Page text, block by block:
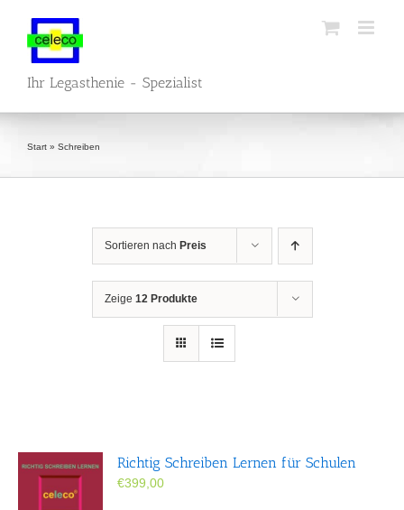
springen
Ihr Legasthenie - Spezialist
Start » Schreiben
Sortieren nach Preis
Zeige 12 Produkte
Richtig Schreiben Lernen für Schulen
€399,00